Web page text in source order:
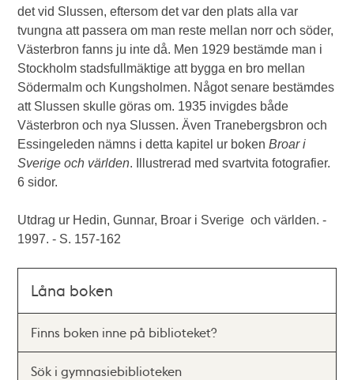
det vid Slussen, eftersom det var den plats alla var
tvungna att passera om man reste mellan norr och söder,
Västerbron fanns ju inte då. Men 1929 bestämde man i
Stockholm stadsfullmäktige att bygga en bro mellan
Södermalm och Kungsholmen. Något senare bestämdes
att Slussen skulle göras om. 1935 invigdes både
Västerbron och nya Slussen. Även Tranebergsbron och
Essingeleden nämns i detta kapitel ur bokenBroar i
Sverige och världen. Illustrerad med svartvita fotografier.
6 sidor.
Utdrag ur Hedin, Gunnar, Broar i Sverige och världen. -
1997. - S. 157-162
Låna boken
Finns boken inne på biblioteket?
Sök i gymnasiebiblioteken